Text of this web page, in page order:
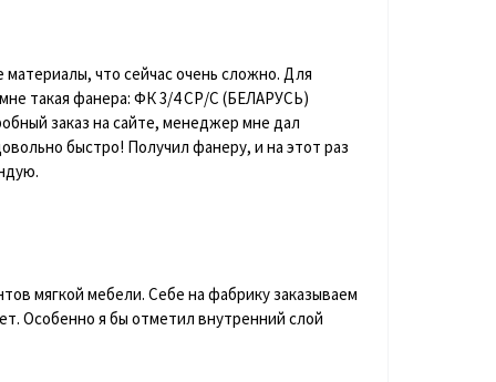
что сейчас очень сложно. Для
такая фанера: ФК 3/4 СР/С (БЕЛАРУСЬ)
заказ на сайте, менеджер мне дал
быстро! Получил фанеру, и на этот раз
мягкой мебели. Себе на фабрику заказываем
Особенно я бы отметил внутренний слой